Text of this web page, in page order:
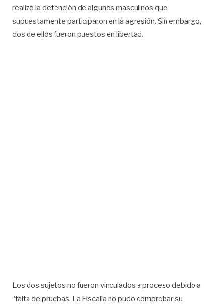
realizó la detención de algunos masculinos que
supuestamente participaron en la agresión. Sin embargo,
dos de ellos fueron puestos en libertad.
Los dos sujetos no fueron vinculados a proceso debido a
“falta de pruebas. La Fiscalía no pudo comprobar su